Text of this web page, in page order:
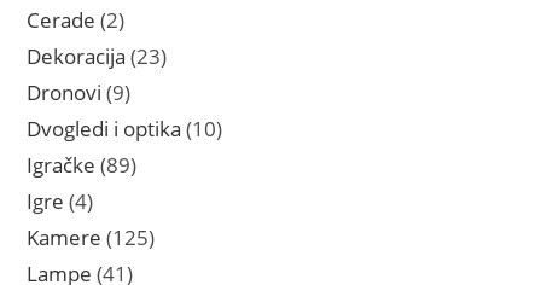
Cerade 22
proizvoda
Dekoracija 2323
Dronovi 99
proizvoda
Dvogledi i optika 1010
Igračke 8989
Igre 44
proizvoda
Kamere 125125
Lampe 4141